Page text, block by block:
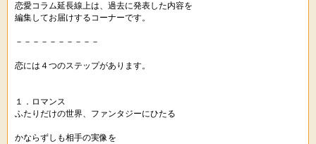
恋愛コラム延長線上は、過去に発表した内容を
編集してお届けするコーナーです。
－－－－－－－－－－
恋には４つのステップがあります。
１．ロマンス
ふたりだけの世界、ファンタジーにひたる
かならずしも相手の実像を